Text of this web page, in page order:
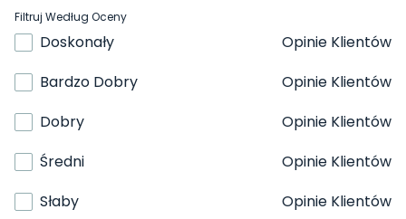
Filtruj Według Oceny
Doskonały
Opinie Klientów
Bardzo Dobry
Opinie Klientów
Dobry
Opinie Klientów
Średni
Opinie Klientów
Słaby
Opinie Klientów